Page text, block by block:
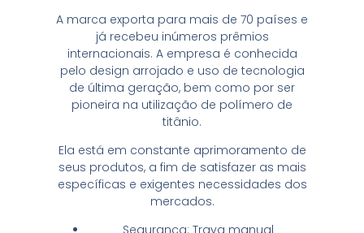
A marca exporta para mais de 70 países e
já recebeu inúmeros prêmios
internacionais. A empresa é conhecida
pelo design arrojado e uso de tecnologia
de última geração, bem como por ser
pioneira na utilização de polímero de
titânio.
Ela está em constante aprimoramento de
seus produtos, a fim de satisfazer as mais
específicas e exigentes necessidades dos
mercados.